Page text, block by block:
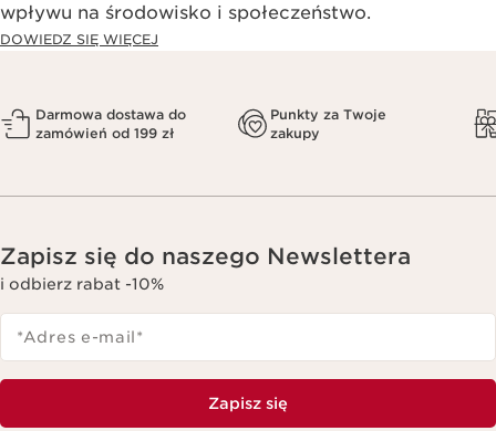
wpływu na środowisko i społeczeństwo.​
DOWIEDZ SIĘ WIĘCEJ
Darmowa dostawa do
zamówień od 199 zł
Punkty za Twoje
zakupy
Zapisz się do naszego Newslettera
i odbierz rabat -10%
*Adres e-mail*
Zapisz się